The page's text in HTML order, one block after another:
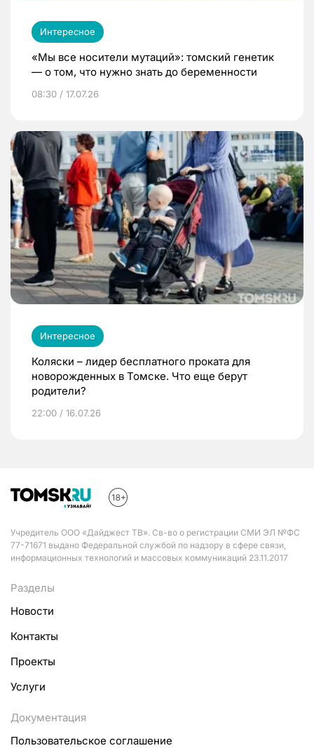
Интересное
«Мы все носители мутаций»: томский генетик
— о том, что нужно знать до беременности
08:30 / 17.07.26
Интересное
Коляски – лидер бесплатного проката для
новорожденных в Томске. Что еще берут
родители?
22:00 / 16.07.26
Учредитель ООО «Дайджест ТВ». Св-во о регистрации СМИ ЭЛ №ФС
77-71671 выдано Федеральной службой по надзору в сфере связи,
информационных технологий и массовых коммуникаций 23.11.2017
Разделы
Новости
Контакты
Проекты
Услуги
Документация
Пользовательское соглашение